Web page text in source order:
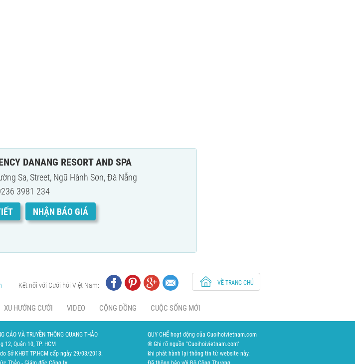
DANANG RESORT AND SPA
Sa, Street, Ngũ Hành Sơn, Đà Nẵng
3981 234
NHẬN BÁO GIÁ
Kết nối với Cưới hỏi Việt Nam: VỀ TRANG CHỦ
XU HƯỚNG CƯỚI VIDEO CỘNG ĐỒNG CUỘC SỐNG MỚI
CÁO VÀ TRUYỀN THÔNG QUANG THẢO
Quận 10, TP. HCM
Sở KHĐT TP.HCM cấp ngày 29/03/2013.
QUY CHẾ hoạt động của Cuoihoivietnam.com
® Ghi rõ nguồn "Cuoihoivietnam.com"
khi phát hành lại thông tin từ website này.